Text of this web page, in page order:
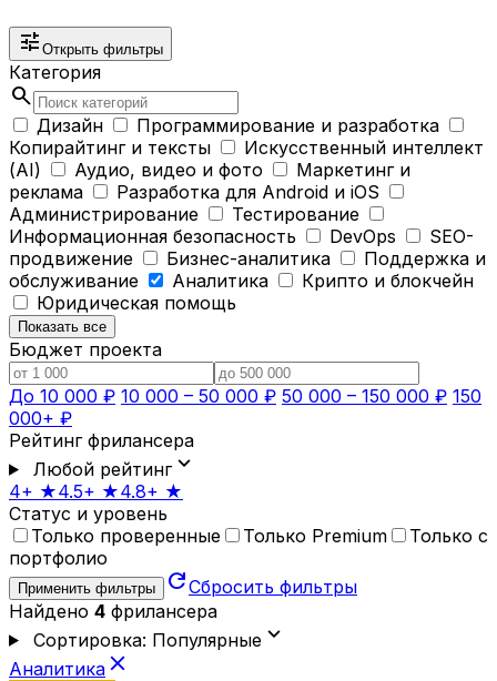
tune Открыть фильтры
Категория
search
Дизайн
Программирование и разработка
Копирайтинг и тексты
Искусственный интеллект
(AI)
Аудио, видео и фото
Маркетинг и
реклама
Разработка для Android и iOS
Администрирование
Тестирование
Информационная безопасность
DevOps
SEO-
продвижение
Бизнес-аналитика
Поддержка и
обслуживание
Аналитика
Крипто и блокчейн
Юридическая помощь
Показать все
Бюджет проекта
До 10 000 ₽ 10 000 – 50 000 ₽ 50 000 – 150 000 ₽ 150
000+ ₽
Рейтинг фрилансера
Любой рейтингexpand_more
4+ ★4.5+ ★4.8+ ★
Статус и уровень
Только проверенные
Только Premium
Только с
портфолио
Применить фильтры refreshСбросить фильтры
Найдено 4 фрилансера
Сортировка: Популярныеexpand_more
Аналитика close